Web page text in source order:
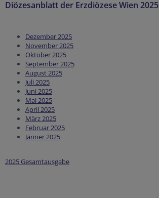
Diözesanblatt der Erzdiözese Wien 2025
Dezember 2025
November 2025
Oktober 2025
September 2025
August 2025
Juli 2025
Juni 2025
Mai 2025
April 2025
März 2025
Februar 2025
Jänner 2025
2025 Gesamtausgabe